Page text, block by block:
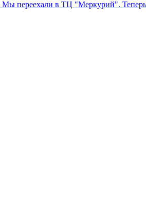
Мы переехали в ТЦ "Меркурий".